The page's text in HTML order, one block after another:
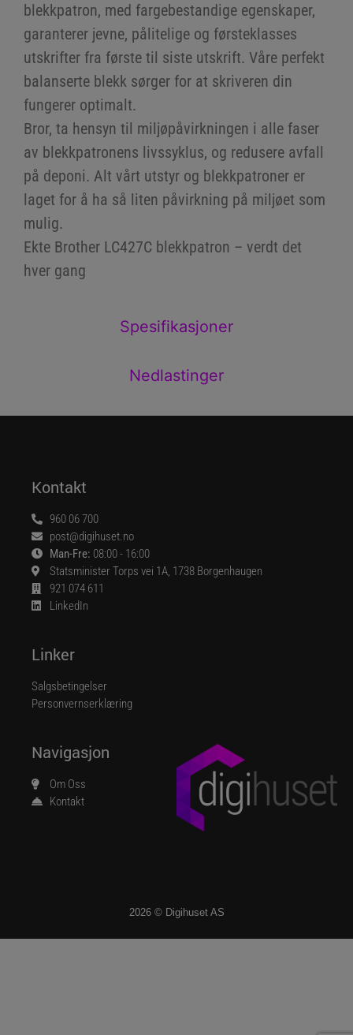
Spesifikasjoner
Nedlastinger
blekkpatron, med fargebestandige egenskaper,
garanterer jevne, pålitelige og førsteklasses
utskrifter fra første til siste utskrift. Våre perfekt
balanserte blekk sørger for at skriveren din
fungerer optimalt.
Bror, ta hensyn til miljøpåvirkningen i alle faser
av blekkpatronens livssyklus, og redusere avfall
på deponi. Alt vårt utstyr og blekkpatroner er
laget for å ha så liten påvirkning på miljøet som
mulig.
Ekte Brother LC427C blekkpatron – verdt det
hver gang
Navigasjon
Om Oss
Kontakt
Linker
Salgsbetingelser
Personvernserklæring
Kontakt
960 06 700
post@digihuset.no
Man-Fre: 08:00 - 16:00
Statsminister Torps vei 1A, 1738 Borgenhaugen
921 074 611
LinkedIn
2026 © Digihuset AS